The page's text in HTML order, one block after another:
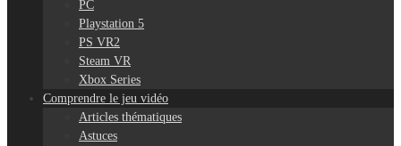
PC
Playstation 5
PS VR2
Steam VR
Xbox Series
Comprendre le jeu vidéo
Articles thématiques
Astuces